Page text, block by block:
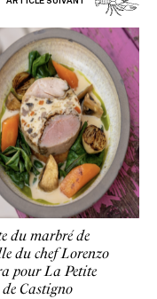
du marbré de
du chef Lorenzo
pour La Petite
de Castigno